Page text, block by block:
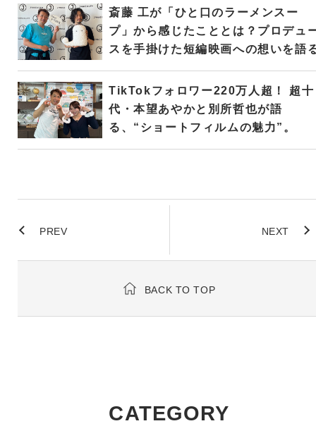
斎藤 工が「ひと口のラーメンスー
プ」から感じたこととは？プロデュ
スを手掛けた短編映画への想いを語
TikTokフォロワー220万人超！ 超十
代・本望あやかと別所哲也が語
る、“ショートフィルムの魅力”。
PREV NEXT
BACK TO TOP
CATEGORY